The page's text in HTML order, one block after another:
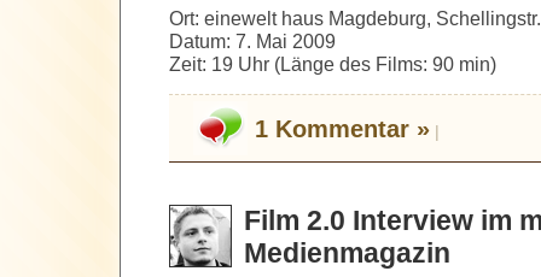
Ort: einewelt haus Magdeburg,
Datum: 7. Mai 2009
Zeit: 19 Uhr (Länge des Films: 90 min)
1 Kommentar » |
Film 2.0 Interview im
Medienmagazin